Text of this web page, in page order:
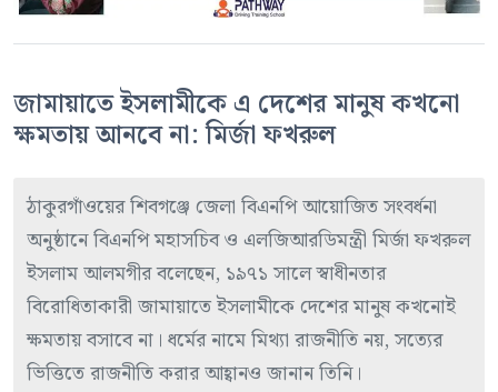
জামায়াতে ইসলামীকে এ দেশের মানুষ কখনো
ক্ষমতায় আনবে না: মির্জা ফখরুল
ঠাকুরগাঁওয়ের শিবগঞ্জে জেলা বিএনপি আয়োজিত সংবর্ধনা
অনুষ্ঠানে বিএনপি মহাসচিব ও এলজিআরডিমন্ত্রী মির্জা ফখরুল
ইসলাম আলমগীর বলেছেন, ১৯৭১ সালে স্বাধীনতার
বিরোধিতাকারী জামায়াতে ইসলামীকে দেশের মানুষ কখনোই
ক্ষমতায় বসাবে না। ধর্মের নামে মিথ্যা রাজনীতি নয়, সত্যের
ভিত্তিতে রাজনীতি করার আহ্বানও জানান তিনি।